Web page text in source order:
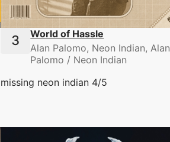
World of Hassle
Alan Palomo, Neon Indian, Alan
Palomo / Neon Indian
missing neon indian 4/5